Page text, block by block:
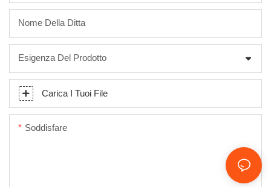
Nome Della Ditta
Esigenza Del Prodotto
Carica I Tuoi File
Soddisfare